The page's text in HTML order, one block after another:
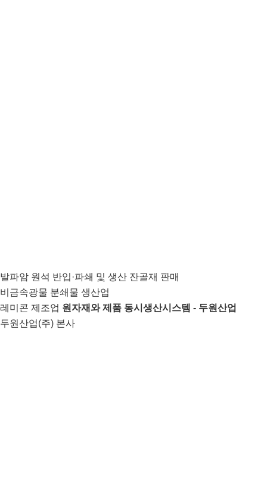
발파암 원석 반입·파쇄 및 생산 잔골재 판매
비금속광물 분쇄물 생산업
레미콘 제조업 원자재와 제품 동시생산시스템 - 두원산업
두원산업(주) 본사